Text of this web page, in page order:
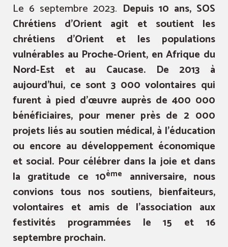
Le 6 septembre 2023. Depuis 10 ans, SOS
Chrétiens d’Orient agit et soutient les
chrétiens d’Orient et les populations
vulnérables au Proche-Orient, en Afrique du
Nord-Est et au Caucase. De 2013 à
aujourd’hui, ce sont 3 000 volontaires qui
furent à pied d’œuvre auprès de 400 000
bénéficiaires, pour mener près de 2 000
projets liés au soutien médical, à l’éducation
ou encore au développement économique
et social. Pour célébrer dans la joie et dans
la gratitude ce 10ème
anniversaire, nous
convions tous nos soutiens, bienfaiteurs,
volontaires et amis de l’association aux
festivités programmées le 15 et 16
septembre prochain.